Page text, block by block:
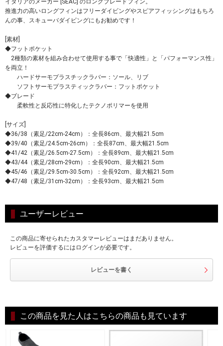
イタリアのメーカー [SEAC] のロングブレードフィン。
推進力の高いロングフィンはフリーダイビングやスピアフィッシングはもちろ
んの事、スキューバダイビングにもお勧めです！
[素材]
◆フットポケット
2種類の素材を組み合わせて使用する事で「快適性」と「パフォーマンス性」
を両立！
ハードサーモプラスチックラバー：ソール、リブ
ソフトサーモプラスティックラバー：フットポケット
◆ブレード
柔軟性と反応性に特化したテクノポリマーを使用
[サイズ]
◆36/38（素足/22cm-24cm）：全長86cm、最大幅21.5cm
◆39/40（素足/24.5cm-26cm）：全長87cm、最大幅21.5cm
◆41/42（素足/26.5cm-27.5cm）：全長89cm、最大幅21.5cm
◆43/44（素足/28cm-29cm）：全長90cm、最大幅21.5cm
◆45/46（素足/29.5cm-30.5cm）：全長92cm、最大幅21.5cm
◆47/48（素足/31cm-32cm）：全長93cm、最大幅21.5cm
ユーザーレビュー
この商品に寄せられたカスタマーレビューはまだありません。
レビューを評価するにはログインが必要です。
レビューを書く
この商品を見た人はこちらの商品も見ています